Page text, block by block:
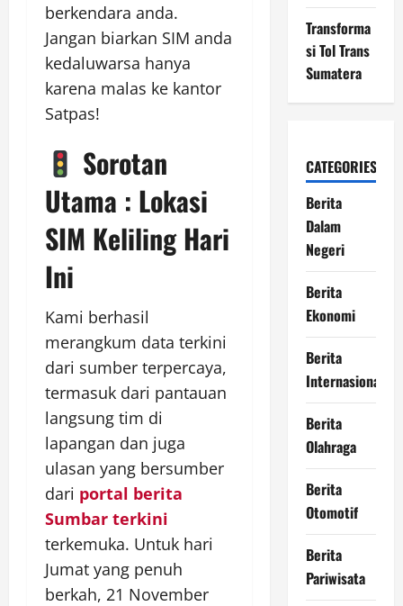
berkendara anda.
Jangan biarkan SIM anda
kedaluwarsa hanya
karena malas ke kantor
Satpas!
Sorotan
Utama : Lokasi
SIM Keliling Hari
Ini
Kami berhasil
merangkum data terkini
dari sumber terpercaya,
termasuk dari pantauan
langsung tim di
lapangan dan juga
ulasan yang bersumber
dari portal berita
Sumbar terkini
terkemuka. Untuk hari
Jumat yang penuh
berkah, 21 November
Transforma
si Tol Trans
Sumatera
CATEGORIES
Berita
Dalam
Negeri
Berita
Ekonomi
Berita
Internasional
Berita
Olahraga
Berita
Otomotif
Berita
Pariwisata